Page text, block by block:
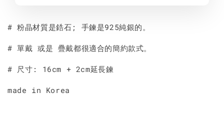
# 粉晶材質是鋯石; 手鍊是925純銀的。
# 單戴 或是 疊戴都很適合的簡約款式。
# 尺寸: 16cm + 2cm延長鍊
made in Korea